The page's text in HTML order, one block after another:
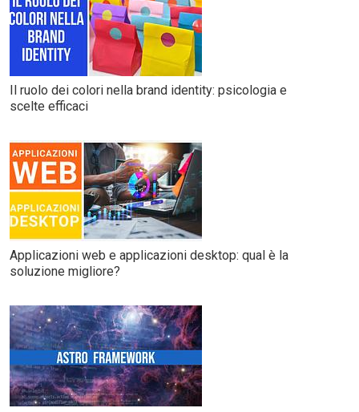
Il ruolo dei colori nella brand identity: psicologia e
scelte efficaci
Applicazioni web e applicazioni desktop: qual è la
soluzione migliore?